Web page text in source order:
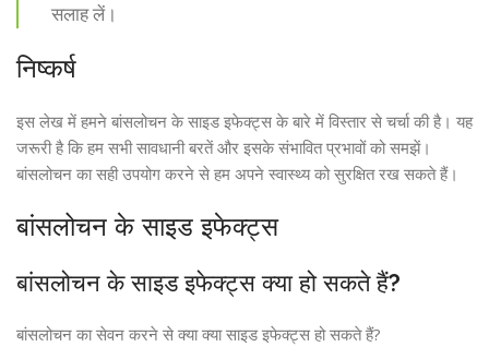
सलाह लें।
निष्कर्ष
इस लेख में हमने बांसलोचन के साइड इफेक्ट्स के बारे में विस्तार से चर्चा की है। यह
जरूरी है कि हम सभी सावधानी बरतें और इसके संभावित प्रभावों को समझें।
बांसलोचन का सही उपयोग करने से हम अपने स्वास्थ्य को सुरक्षित रख सकते हैं।
बांसलोचन के साइड इफेक्ट्स
बांसलोचन के साइड इफेक्ट्स क्या हो सकते हैं?
बांसलोचन का सेवन करने से क्या क्या साइड इफेक्ट्स हो सकते हैं?